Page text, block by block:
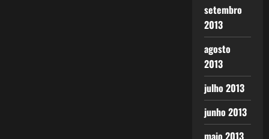
setembro
2013
agosto
2013
julho 2013
junho 2013
maio 2013